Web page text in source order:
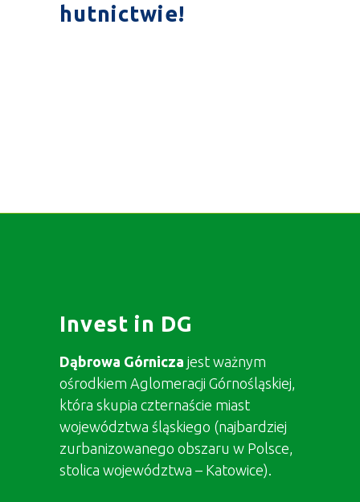
hutnictwie!
Invest in DG
Dąbrowa Górnicza jest ważnym
ośrodkiem Aglomeracji Górnośląskiej,
która skupia czternaście miast
województwa śląskiego (najbardziej
zurbanizowanego obszaru w Polsce,
stolica województwa – Katowice).